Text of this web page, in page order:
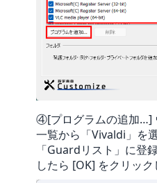
④[プログラムの追加…]
一覧から「Vivaldi」を
「Guardリスト」に登
したら [OK] をクリック